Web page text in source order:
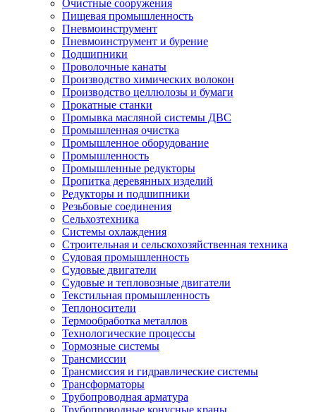
Очистные сооружения
Пищевая промышленность
Пневмоинструмент
Пневмоинструмент и бурение
Подшипники
Проволочные канаты
Производство химических волокон
Производство целлюлозы и бумаги
Прокатные станки
Промывка масляной системы ДВС
Промышленная очистка
Промышленное оборудование
Промышленность
Промышленные редукторы
Пропитка деревянных изделий
Редукторы и подшипники
Резьбовые соединения
Сельхозтехника
Системы охлаждения
Строительная и сельскохозяйственная техника
Судовая промышленность
Судовые двигатели
Судовые и тепловозные двигатели
Текстильная промышленность
Теплоносители
Термообработка металлов
Технологические процессы
Тормозные системы
Трансмиссии
Трансмиссия и гидравлические системы
Трансформаторы
Трубопроводная арматура